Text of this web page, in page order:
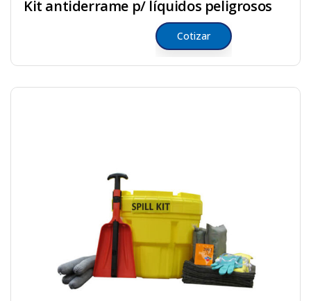
Kit antiderrame p/ líquidos peligrosos
Cotizar